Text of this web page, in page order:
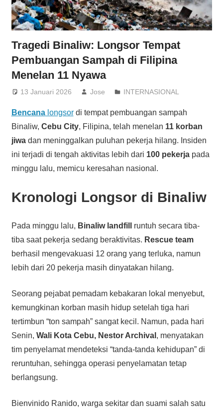
Tragedi Binaliw: Longsor Tempat
Pembuangan Sampah di Filipina
Menelan 11 Nyawa
13 Januari 2026 Jose INTERNASIONAL
Bencanalongsordi tempat pembuangan sampah
Binaliw, Cebu City, Filipina, telah menelan 11 korban
jiwadan meninggalkan puluhan pekerja hilang. Insiden
ini terjadi di tengah aktivitas lebih dari 100 pekerjapada
minggu lalu, memicu keresahan nasional.
Kronologi Longsor di Binaliw
Pada minggu lalu, Binaliw landfill
runtuh secara tiba-
tiba saat pekerja sedang beraktivitas. Rescue team
berhasil mengevakuasi 12 orang yang terluka, namun
lebih dari 20 pekerja masih dinyatakan hilang.
Seorang pejabat pemadam kebakaran lokal menyebut,
kemungkinan korban masih hidup setelah tiga hari
tertimbun “ton sampah” sangat kecil. Namun, pada hari
Senin, Wali Kota Cebu, Nestor Archival , menyatakan
tim penyelamat mendeteksi “tanda-tanda kehidupan” di
reruntuhan, sehingga operasi penyelamatan tetap
berlangsung.
Bienvinido Ranido, warga sekitar dan suami salah satu